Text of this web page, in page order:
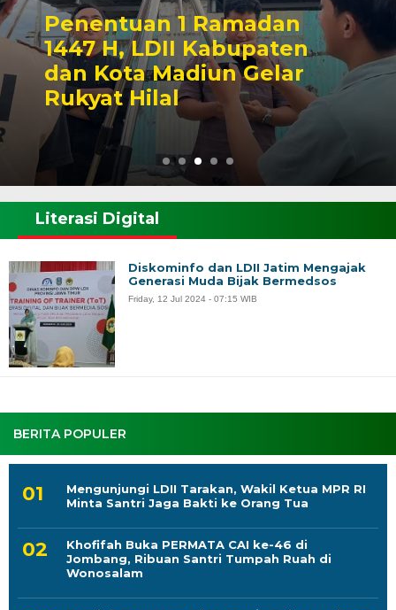
Penentuan 1 Ramadan
1447 H, LDII Kabupaten
dan Kota Madiun Gelar
Rukyat Hilal
BERITA POPULER
Mengunjungi LDII Tarakan, Wakil Ketua MPR RI
Minta Santri Jaga Bakti ke Orang Tua
Khofifah Buka PERMATA CAI ke-46 di
Jombang, Ribuan Santri Tumpah Ruah di
Wonosalam
Literasi Digital
Diskominfo dan LDII Jatim Mengajak
Generasi Muda Bijak Bermedsos
Friday, 12 Jul 2024 - 07:15 WIB